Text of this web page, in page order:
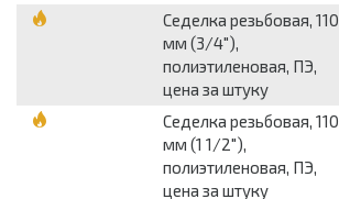
Седелка резьбовая, 110
мм (3/4"),
полиэтиленовая, ПЭ,
цена за штуку
Седелка резьбовая, 110
мм (1 1/2"),
полиэтиленовая, ПЭ,
цена за штуку